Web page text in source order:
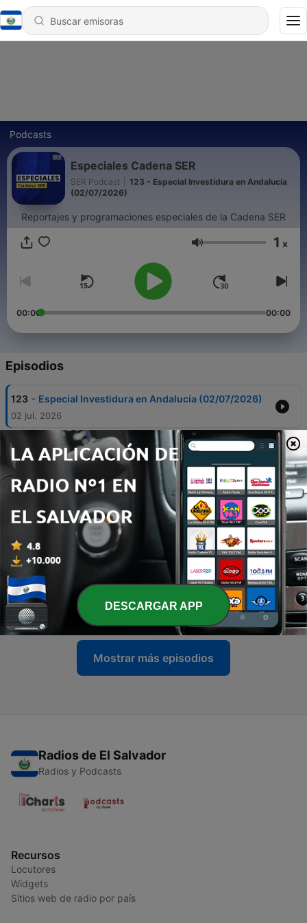
Podcasts
Especiales Cadena SER
SER Podcast
123 - Especial Investidura en Andalucía
(02/07/2026)
Reportajes y programaciones especiales de la Cadena SER
Volumen 1 x
00:00 00:00
Episodios
123 - Especial Investidura en Andalucía (02/07/2026)
02 jul. 2026
122 Especial: León XIV, en Barcelona (10/06/2026)
10 jun. 2026
121 -
Especial Informativo: León XIV llega a España
06 jun. 2026
120 - Especial Informativo: '¿Quién es León XIV?'
05 jun. 2026
119 - El jefe de Política de la SER analiza el peor
resultado del PSOE andaluz en su historia
17 mayo 2026
Mostrar más episodios
Radios de El Salvador
Radios y Podcasts
Recursos
Locutores
Widgets
Sitios web de radio por país
DESCARGAR APP